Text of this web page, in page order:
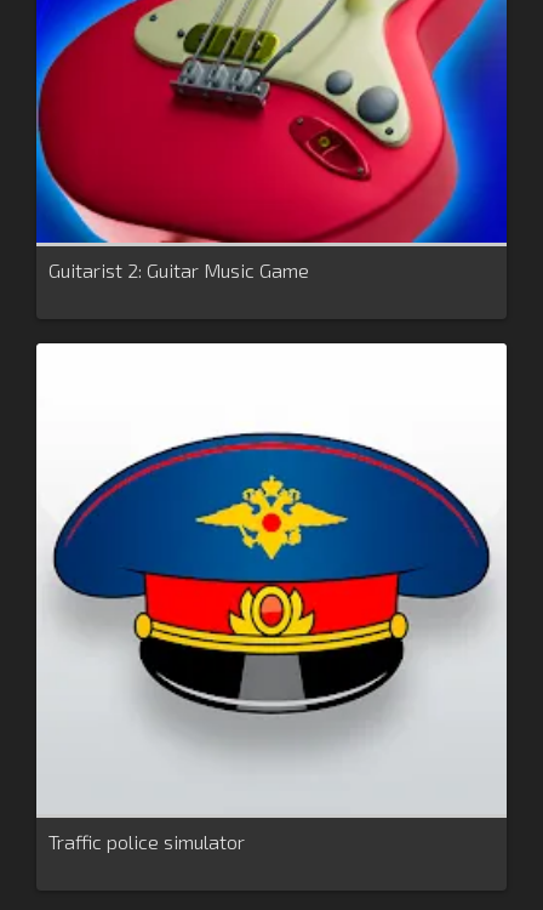
Guitarist 2: Guitar Music Game
Traffic police simulator